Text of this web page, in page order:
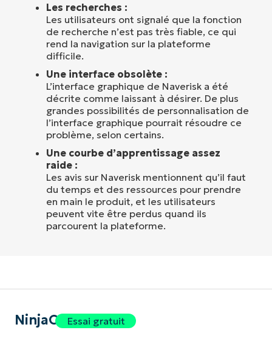
Les recherches :
Les utilisateurs ont signalé que la fonction
de recherche n’est pas très fiable, ce qui
rend la navigation sur la plateforme
difficile.
Une interface obsolète :
L’interface graphique de Naverisk a été
décrite comme laissant à désirer. De plus
grandes possibilités de personnalisation de
l’interface graphique pourrait résoudre ce
problème, selon certains.
Une courbe d’apprentissage assez
raide :
Les avis sur Naverisk mentionnent qu’il faut
du temps et des ressources pour prendre
en main le produit, et les utilisateurs
peuvent vite être perdus quand ils
parcourent la plateforme.
NinjaOneEssai gratuit